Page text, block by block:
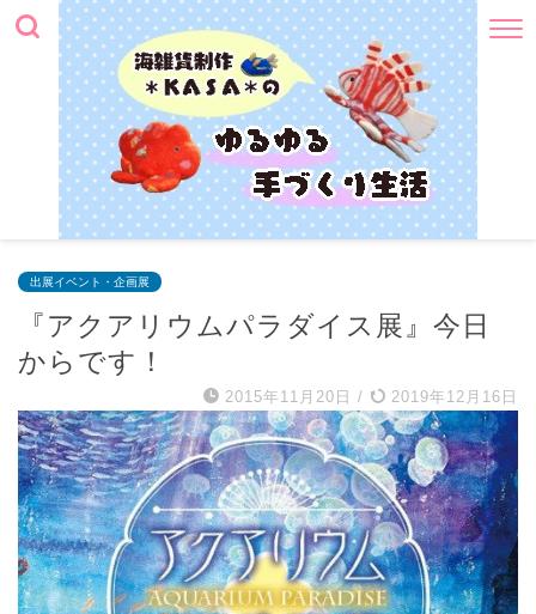
出展イベント・企画展
『アクアリウムパラダイス展』今日
からです！
2015年11月20日 / 2019年12月16日